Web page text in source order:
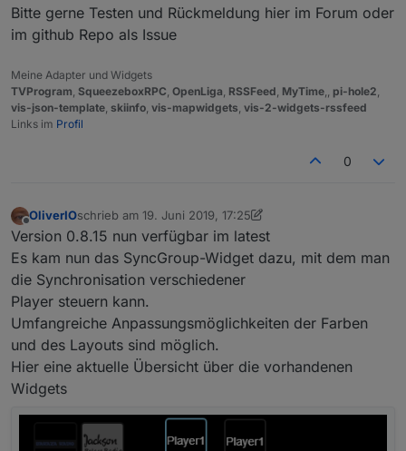
Bitte gerne Testen und Rückmeldung hier im Forum oder
im github Repo als Issue
Meine Adapter und Widgets
TVProgram, SqueezeboxRPC, OpenLiga, RSSFeed, MyTime,, pi-hole2,
vis-json-template, skiinfo, vis-mapwidgets, vis-2-widgets-rssfeed
Links im Profil
0
Offline
OliverIOschrieb am 19. Juni 2019, 17:25
zuletzt editiert von OliverIO
Version 0.8.15 nun verfügbar im latest
Es kam nun das SyncGroup-Widget dazu, mit dem man
die Synchronisation verschiedener
Player steuern kann.
Umfangreiche Anpassungsmöglichkeiten der Farben
und des Layouts sind möglich.
Hier eine aktuelle Übersicht über die vorhandenen
Widgets